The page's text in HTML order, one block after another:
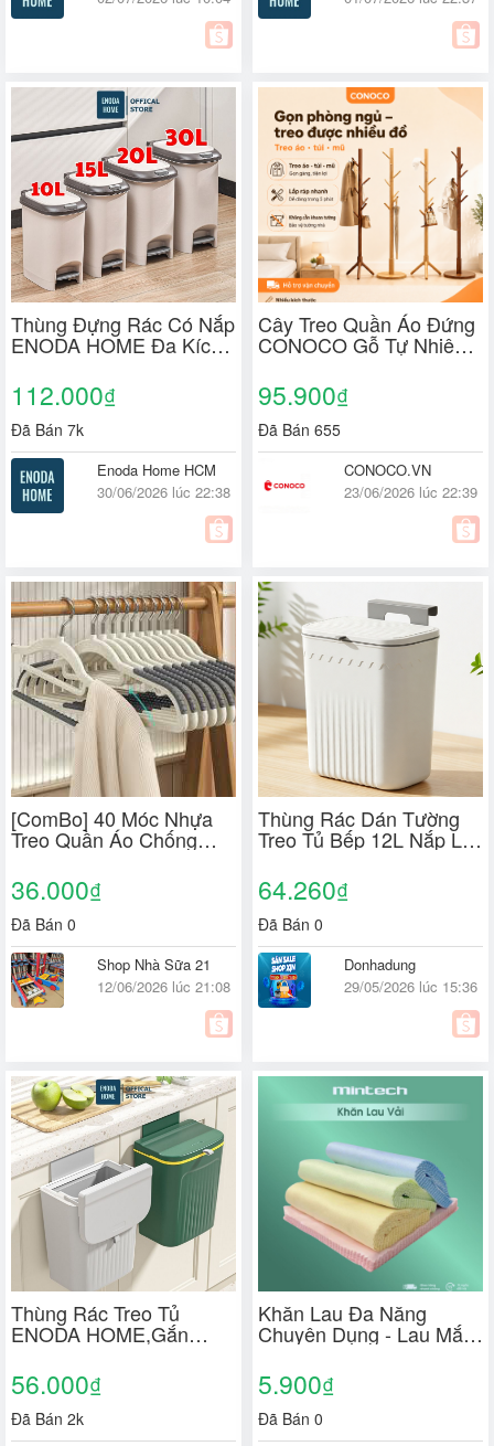
Thùng Đựng Rác Có Nắp
ENODA HOME Đa Kích
Chân Nhấn Nút Tiện Lợi
TR021
112.000₫
Đã Bán 7k
Enoda Home HCM
30/06/2026 lúc 22:38
Cây Treo Quần Áo Đứng
CONOCO Gỗ Tự Nhiên
Nhiều Móc Treo Áo Túi
Mũ Tiết Kiệm Diện Tích
95.900₫
Đã Bán 655
CONOCO.VN
23/06/2026 lúc 22:39
[ComBo] 40 Móc Nhựa
Treo Quần Áo Chống
Trượt Xoay 360, Bền Bỉ
,Dẻo Dai
36.000₫
Đã Bán 0
Shop Nhà Sữa 21
12/06/2026 lúc 21:08
Thùng Rác Dán Tường
Treo Tủ Bếp 12L Nắp Lật
thông minh Tiện Dụng
Cho Nhà Bếp Gắn Trong
Nhà Vệ Sinh
64.260₫
Đã Bán 0
Donhadung
29/05/2026 lúc 15:36
Thùng Rác Treo Tủ
ENODA HOME,Gắn
Tường,Thùng Rác Nắp
Lật Thông Minh Tiện
Dụng TR033
56.000₫
Đã Bán 2k
Khăn Lau Đa Năng
Chuyên Dụng - Lau Mắt
Kính Cận, Mặt Kính Điện
Thoại
5.900₫
Đã Bán 0